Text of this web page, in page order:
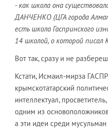
- как школа она
ДАНЧЕНКО (ЦГА города
есть школа Гаспринского
14 школой, о которой писал
Вот так, сразу и не
Кстати, Исмаил-мирза
крымскотатарский
интеллектуал,
одним из
а эти идеи среди